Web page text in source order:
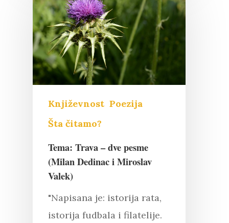
Pritisnite "Enter" da pretražite ili
"Esc" da izađete
Književnost Poezija
Šta čitamo?
Tema: Trava – dve pesme
(Milan Dedinac i Miroslav
Valek)
"Napisana je: istorija rata,
istorija fudbala i filatelije.